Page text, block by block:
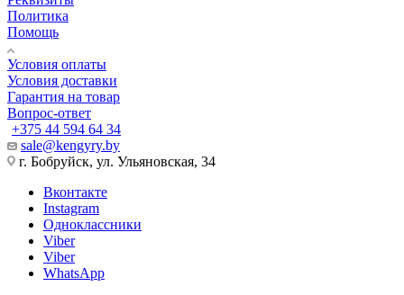
Политика
Помощь
Условия оплаты
Условия доставки
Гарантия на товар
Вопрос-ответ
+375 44 594 64 34
sale@kengyry.by
г. Бобруйск, ул. Ульяновская, 34
Вконтакте
Instagram
Одноклассники
Viber
Viber
WhatsApp